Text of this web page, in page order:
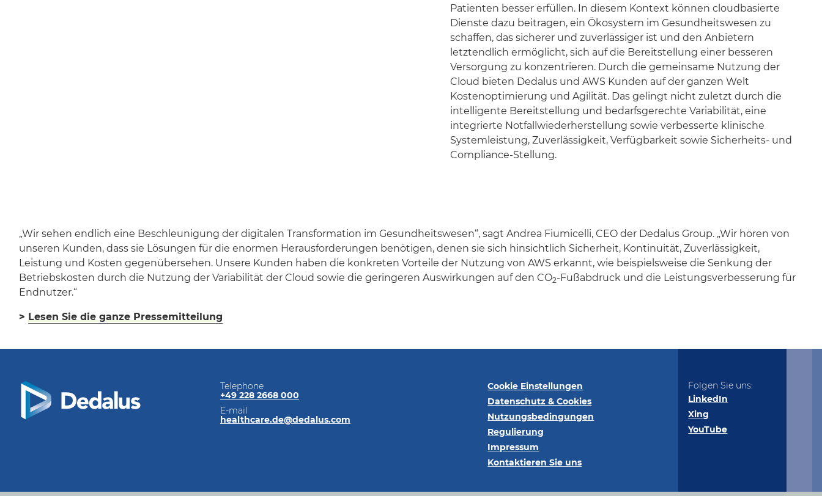
Patienten besser erfüllen. In diesem Kontext können cloudbasierte
Dienste dazu beitragen, ein Ökosystem im Gesundheitswesen zu
schaffen, das sicherer und zuverlässiger ist und den Anbietern
letztendlich ermöglicht, sich auf die Bereitstellung einer besseren
Versorgung zu konzentrieren. Durch die gemeinsame Nutzung der
Cloud bieten Dedalus und AWS Kunden auf der ganzen Welt
Kostenoptimierung und Agilität. Das gelingt nicht zuletzt durch die
intelligente Bereitstellung und bedarfsgerechte Variabilität, eine
integrierte Notfallwiederherstellung sowie verbesserte klinische
Systemleistung, Zuverlässigkeit, Verfügbarkeit sowie Sicherheits- und
Compliance-Stellung.
„Wir sehen endlich eine Beschleunigung der digitalen Transformation im Gesundheitswesen“, sagt Andrea Fiumicelli, CEO der Dedalus Group. „Wir hören von
unseren Kunden, dass sie Lösungen für die enormen Herausforderungen benötigen, denen sie sich hinsichtlich Sicherheit, Kontinuität, Zuverlässigkeit,
Leistung und Kosten gegenübersehen. Unsere Kunden haben die konkreten Vorteile der Nutzung von AWS erkannt, wie beispielsweise die Senkung der
Betriebskosten durch die Nutzung der Variabilität der Cloud sowie die geringeren Auswirkungen auf den CO2-Fußabdruck und die Leistungsverbesserung für
Endnutzer.“
> Lesen Sie die ganze Pressemitteilung
Telephone
+49 228 2668 000
E-mail
healthcare.de@dedalus.com
Cookie Einstellungen
Datenschutz & Cookies
Nutzungsbedingungen
Regulierung
Impressum
Kontaktieren Sie uns
Folgen Sie uns:
LinkedIn
Xing
YouTube